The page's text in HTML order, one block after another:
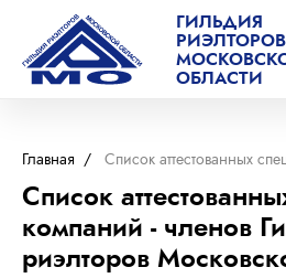
ГИЛЬДИЯ
РИЭЛТОРОВ
ОБЛАСТИ
Главная / Список аттестованных
Список
компаний - членов
риэлторов